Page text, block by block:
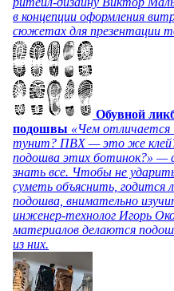
в концепции оформления
сюжетах для презентации
Обувной
подошвы «Чем
тунит? ПВХ — это же клей?
подошва этих ботинок?» —
знать все. Чтобы не
суметь объяснить, годится
подошва, внимательно
инженер-технолог Игорь
материалов делаются
из них.